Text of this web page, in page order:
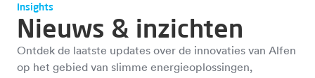
Insights
Nieuws & inzichten
Ontdek de laatste updates over de innovaties van Alfen
op het gebied van slimme energieoplossingen,